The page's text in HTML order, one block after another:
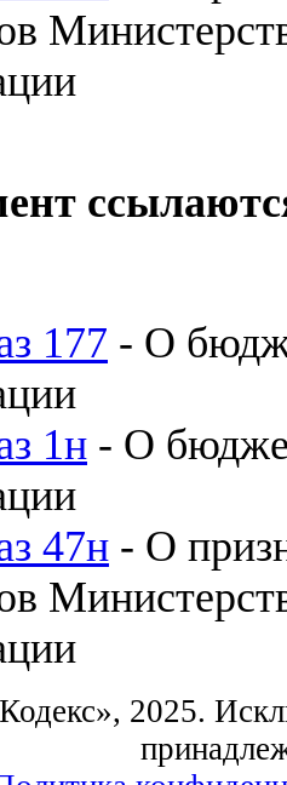
177 - О
1н - О
47н - О
2025.